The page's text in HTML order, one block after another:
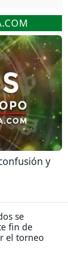
y
se
fin de
el torneo